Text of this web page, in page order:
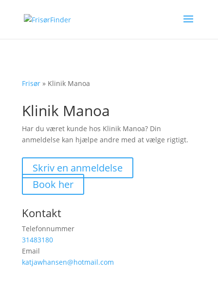
Frisør» Klinik Manoa
Klinik Manoa
Har du været kunde hos Klinik Manoa? Din
anmeldelse kan hjælpe andre med at vælge rigtigt.
Skriv en anmeldelse
Book her
Kontakt
Telefonnummer
31483180
Email
katjawhansen@hotmail.com